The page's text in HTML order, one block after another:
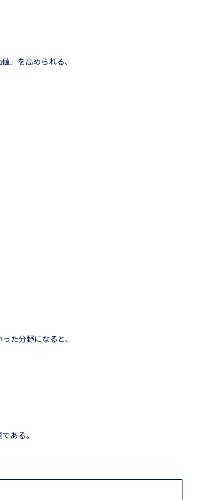
」を高められる、
た分野になると、
ある。